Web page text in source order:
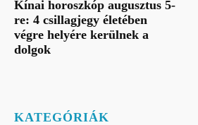
Kínai horoszkóp augusztus 5-
re: 4 csillagjegy életében
végre helyére kerülnek a
dolgok
KATEGÓRIÁK